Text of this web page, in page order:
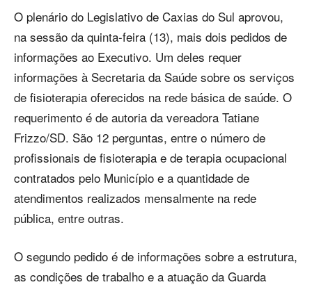
O plenário do Legislativo de Caxias do Sul aprovou,
na sessão da quinta-feira (13), mais dois pedidos de
informações ao Executivo. Um deles requer
informações à Secretaria da Saúde sobre os serviços
de fisioterapia oferecidos na rede básica de saúde. O
requerimento é de autoria da vereadora Tatiane
Frizzo/SD. São 12 perguntas, entre o número de
profissionais de fisioterapia e de terapia ocupacional
contratados pelo Município e a quantidade de
atendimentos realizados mensalmente na rede
pública, entre outras.
O segundo pedido é de informações sobre a estrutura,
as condições de trabalho e a atuação da Guarda